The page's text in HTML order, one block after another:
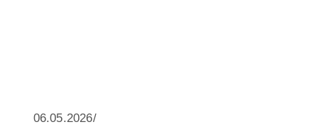
06.05.2026/